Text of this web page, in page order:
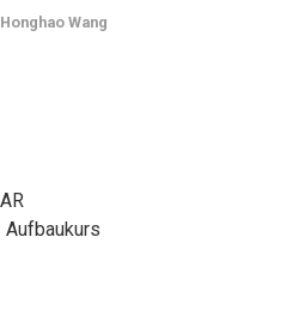
Honghao Wang
Aufbaukurs